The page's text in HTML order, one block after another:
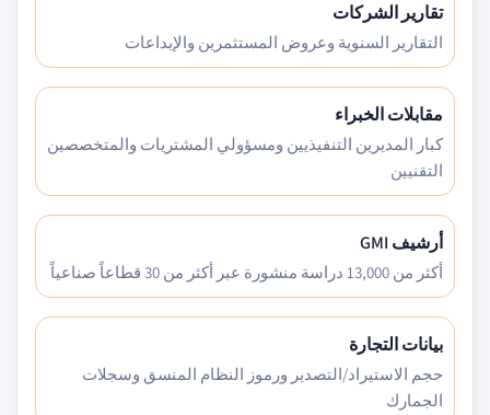
تقارير الشركات
التقارير السنوية وعروض المستثمرين والإيداعات
مقابلات الخبراء
كبار المديرين التنفيذيين ومسؤولي المشتريات والمتخصصين
التقنيين
أرشيف GMI
أكثر من 13,000 دراسة منشورة عبر أكثر من 30 قطاعاً صناعياً
بيانات التجارة
حجم الاستيراد/التصدير ورموز النظام المنسق وسجلات
الجمارك